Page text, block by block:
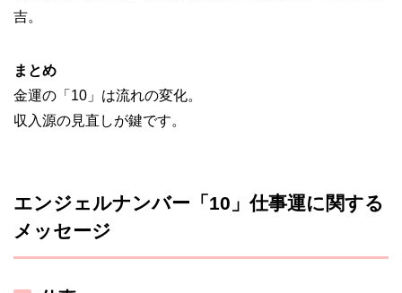
吉。
まとめ
金運の「10」は流れの変化。
収入源の見直しが鍵です。
エンジェルナンバー「10」仕事運に関する
メッセージ